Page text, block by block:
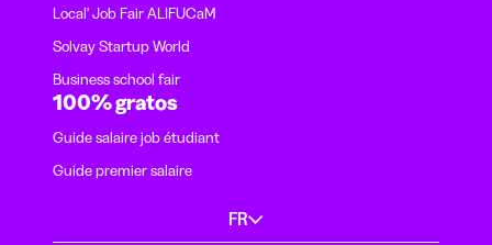
Local' Job Fair ALIFUCaM
Solvay Startup World
Business school fair
100% gratos
Guide salaire job étudiant
Guide premier salaire
FR